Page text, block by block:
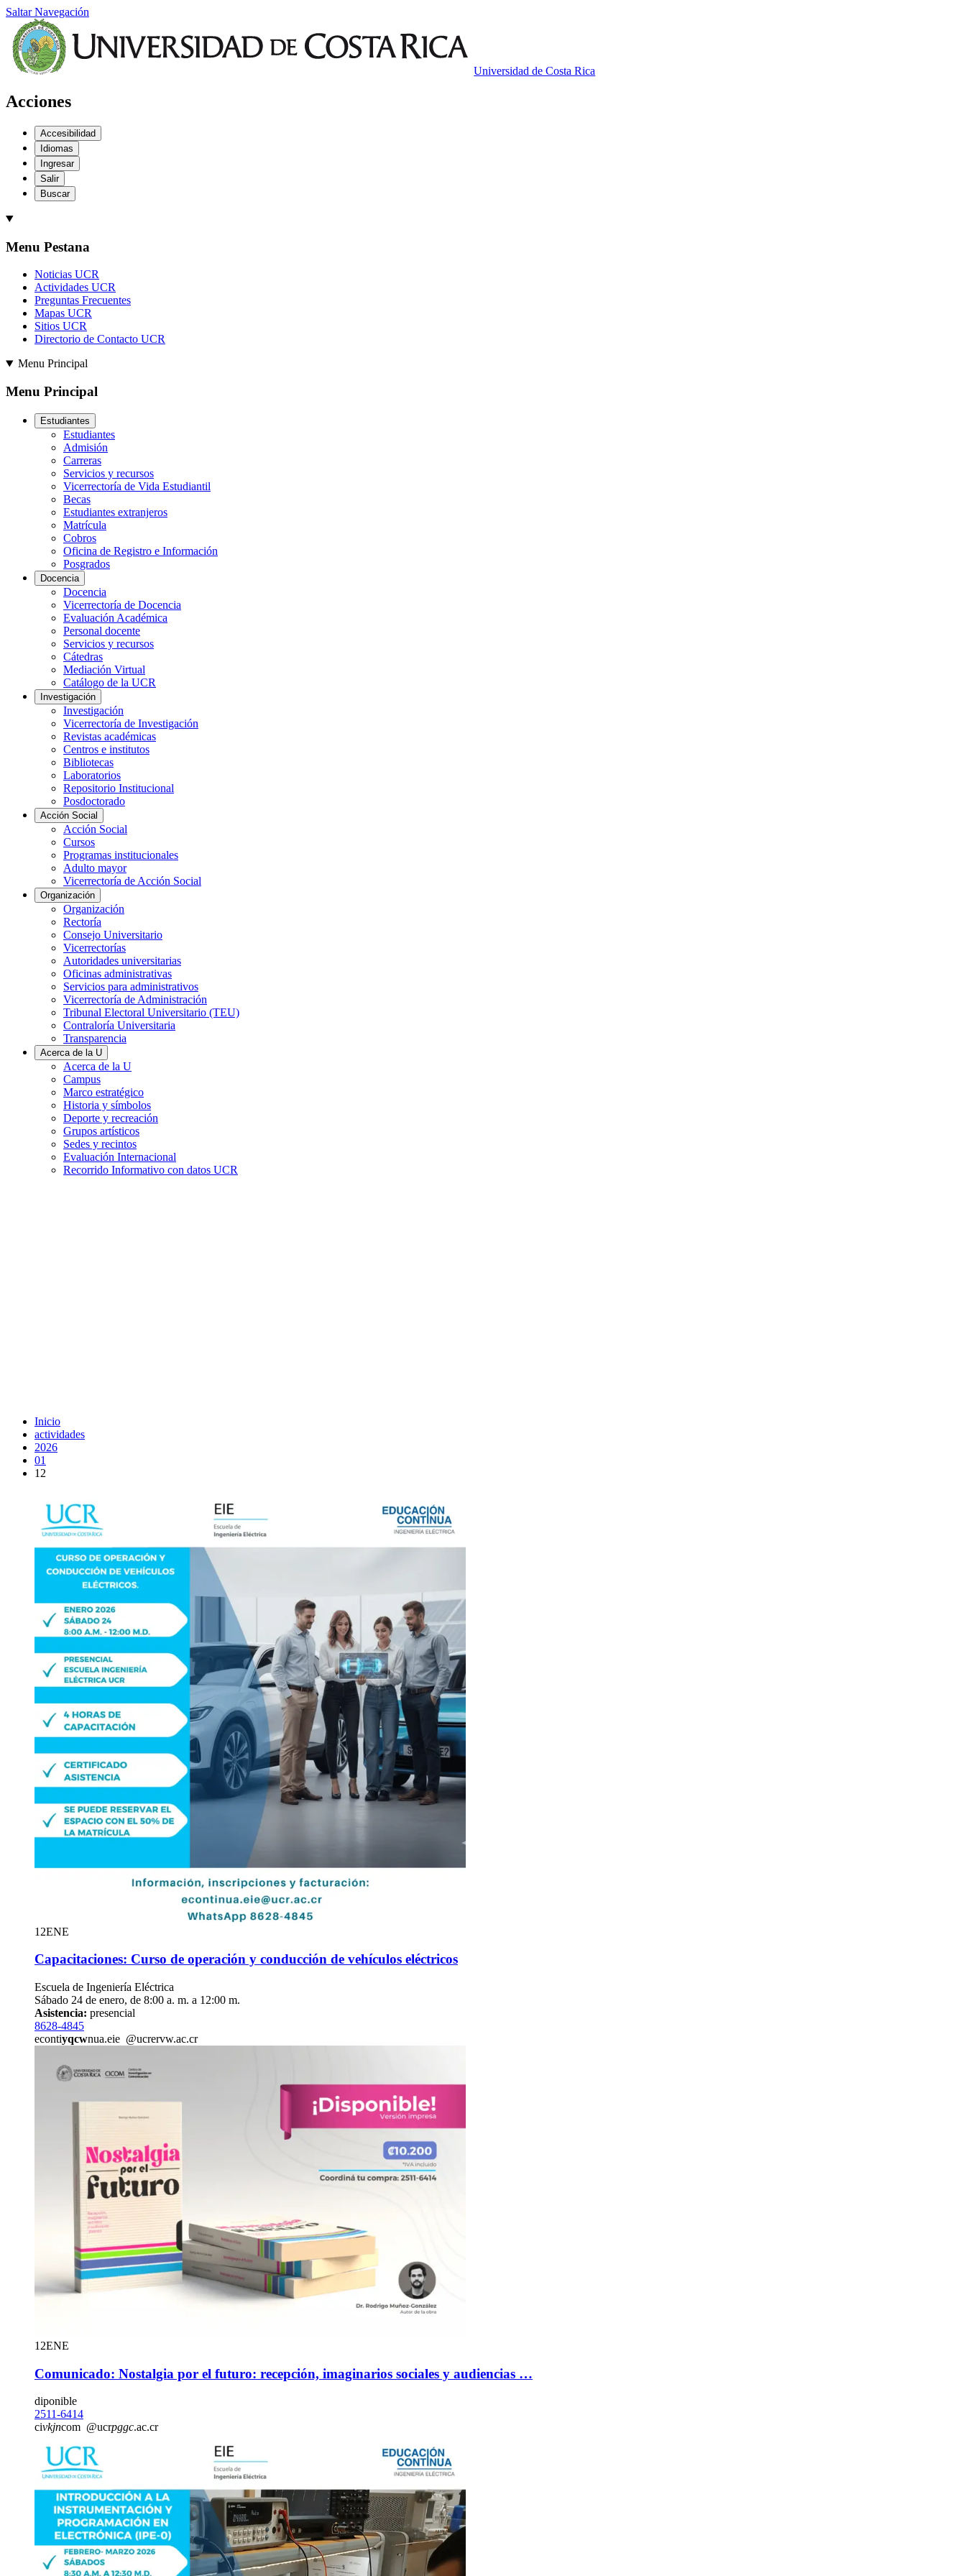
Saltar Navegación
Universidad de Costa Rica
Acciones
Accesibilidad
Idiomas
Ingresar
Salir
Buscar
Menu Pestana
Noticias UCR
Actividades UCR
Preguntas Frecuentes
Mapas UCR
Sitios UCR
Directorio de Contacto UCR
Menu Principal
Menu Principal
Estudiantes
Estudiantes
Admisión
Carreras
Servicios y recursos
Vicerrectoría de Vida Estudiantil
Becas
Estudiantes extranjeros
Matrícula
Cobros
Oficina de Registro e Información
Posgrados
Docencia
Docencia
Vicerrectoría de Docencia
Evaluación Académica
Personal docente
Servicios y recursos
Cátedras
Mediación Virtual
Catálogo de la UCR
Investigación
Investigación
Vicerrectoría de Investigación
Revistas académicas
Centros e institutos
Bibliotecas
Laboratorios
Repositorio Institucional
Posdoctorado
Acción Social
Acción Social
Cursos
Programas institucionales
Adulto mayor
Vicerrectoría de Acción Social
Organización
Organización
Rectoría
Consejo Universitario
Vicerrectorías
Autoridades universitarias
Oficinas administrativas
Servicios para administrativos
Vicerrectoría de Administración
Tribunal Electoral Universitario (TEU)
Contraloría Universitaria
Transparencia
Acerca de la U
Acerca de la U
Campus
Marco estratégico
Historia y símbolos
Deporte y recreación
Grupos artísticos
Sedes y recintos
Evaluación Internacional
Recorrido Informativo con datos UCR
Inicio
actividades
2026
01
12
12ENE
Capacitaciones: Curso de operación y conducción de vehículos eléctricos
Escuela de Ingeniería Eléctrica
Sábado 24 de enero, de 8:00 a. m. a 12:00 m.
Asistencia: presencial
8628-4845
econtiyqcwnua.eie @ucrervw.ac.cr
12ENE
Comunicado: Nostalgia por el futuro: recepción, imaginarios sociales y audiencias …
diponible
2511-6414
civkjncom @ucrpggc.ac.cr